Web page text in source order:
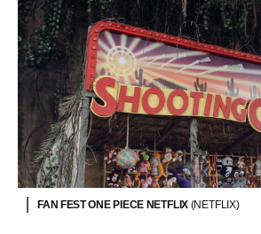
FAN FEST ONE PIECE NETFLIX (NETFLIX)